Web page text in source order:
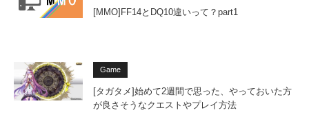
[MMO]FF14とDQ10違いって？part1
Game
[タガタメ]始めて2週間で思った、やっておいた方
が良さそうなクエストやプレイ方法